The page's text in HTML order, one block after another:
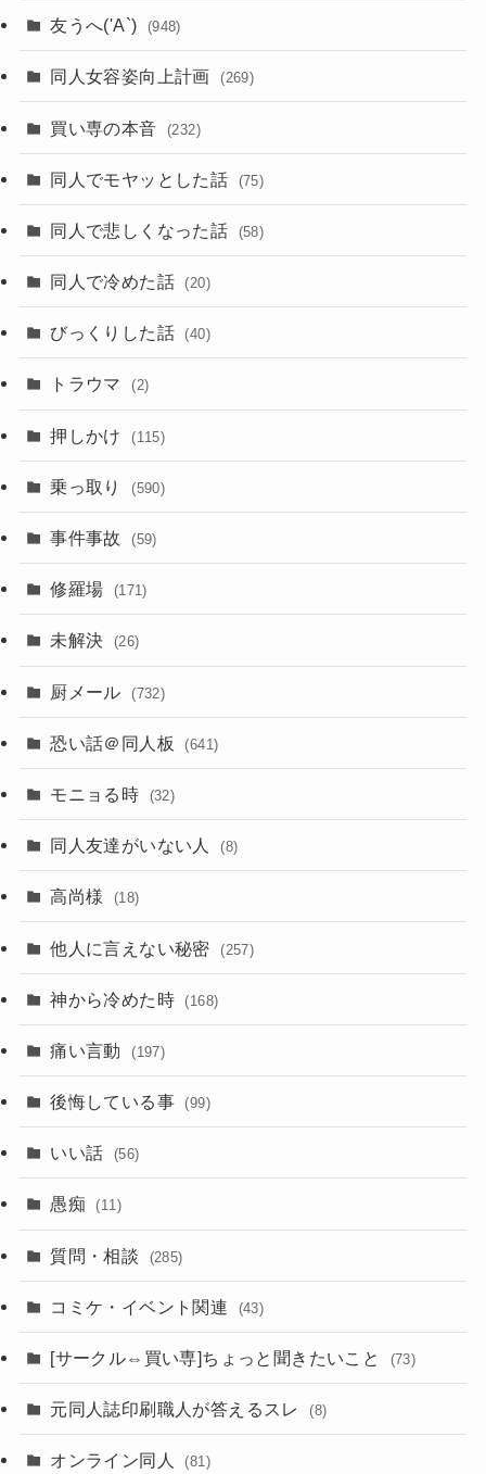
友うへ('A`) (948)
同人女容姿向上計画 (269)
買い専の本音 (232)
同人でモヤッとした話 (75)
同人で悲しくなった話 (58)
同人で冷めた話 (20)
びっくりした話 (40)
トラウマ (2)
押しかけ (115)
乗っ取り (590)
事件事故 (59)
修羅場 (171)
未解決 (26)
厨メール (732)
恐い話＠同人板 (641)
モニョる時 (32)
同人友達がいない人 (8)
高尚様 (18)
他人に言えない秘密 (257)
神から冷めた時 (168)
痛い言動 (197)
後悔している事 (99)
いい話 (56)
愚痴 (11)
質問・相談 (285)
コミケ・イベント関連 (43)
[サークル⇔買い専]ちょっと聞きたいこと (73)
元同人誌印刷職人が答えるスレ (8)
オンライン同人 (81)